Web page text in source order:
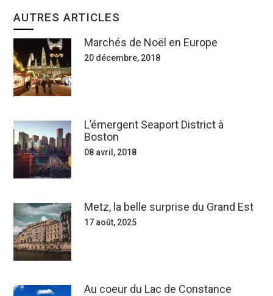
AUTRES ARTICLES
Marchés de Noël en Europe
20 décembre, 2018
L’émergent Seaport District à
Boston
08 avril, 2018
Metz, la belle surprise du Grand Est
17 août, 2025
Au coeur du Lac de Constance